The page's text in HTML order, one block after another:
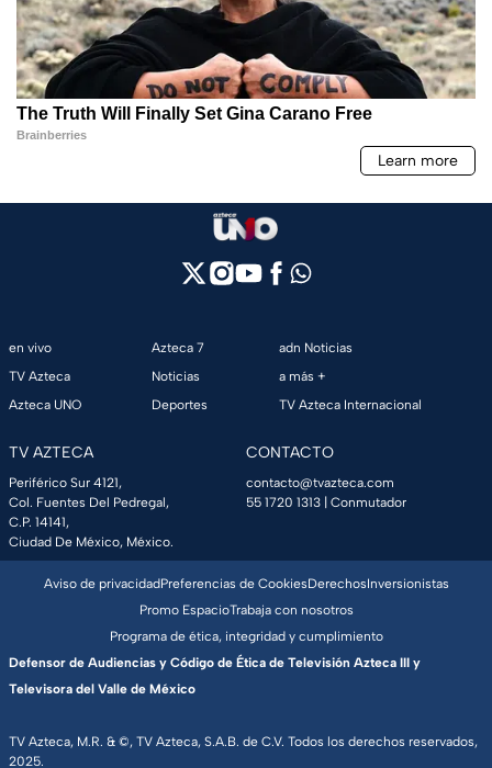
en vivo
TV Azteca
Azteca UNO
Azteca 7
Noticias
Deportes
adn Noticias
a más +
TV Azteca Internacional
TV AZTECA
Periférico Sur 4121,
Col. Fuentes Del Pedregal,
C.P. 14141,
Ciudad De México, México.
CONTACTO
contacto@tvazteca.com
55 1720 1313 | Conmutador
TV Azteca, M.R. & ©, TV Azteca, S.A.B. de C.V. Todos los derechos reservados,
2025.
Aviso de privacidadPreferencias de CookiesDerechosInversionistas
Promo EspacioTrabaja con nosotros
Programa de ética, integridad y cumplimiento
Defensor de Audiencias y Código de Ética de Televisión Azteca III y
Televisora del Valle de México